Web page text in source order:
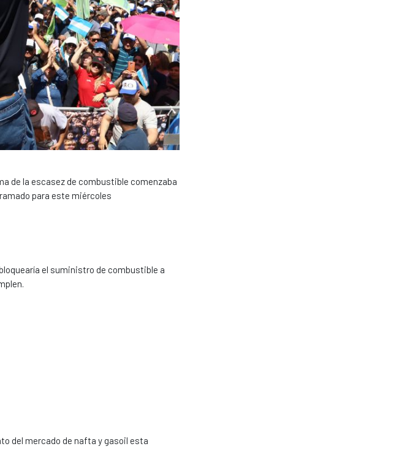
de la escasez de combustible comenzaba
para este miércoles
el suministro de combustible a
del mercado de nafta y gasoil esta